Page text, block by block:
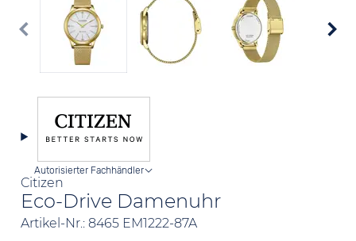
Citizen
Eco-Drive Damenuhr
Artikel-Nr.: 8465 EM1222-87A
Autorisierter Fachhändler